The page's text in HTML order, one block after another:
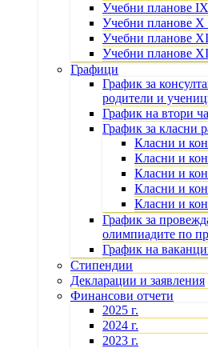
Учебни планове
Учебни планове X
Учебни планове
Учебни планове
Графици
График за
родители и
График на втори
График за класни
Класни и
Класни и
Класни и
Класни и
Класни и
График за
олимпиадите по
График на
Стипендии
Декларации и заявления
Финансови отчети
2025 г.
2024 г.
2023 г.